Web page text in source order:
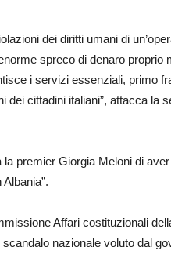
dei diritti umani di
spreco di denaro proprio
i servizi essenziali, primo
dei cittadini italiani”, attacca la
la premier Giorgia Meloni di
Affari costituzionali
nazionale voluto dal